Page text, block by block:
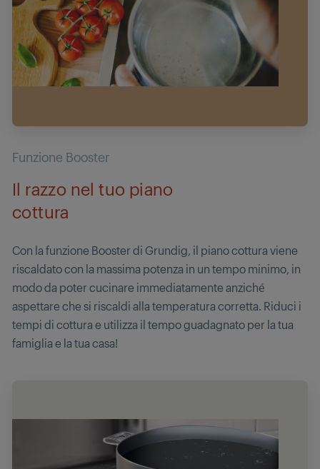
Funzione Booster
Il razzo nel tuo piano
cottura
Con la funzione Booster di Grundig, il piano cottura viene
riscaldato con la massima potenza in un tempo minimo, in
modo da poter cucinare immediatamente anziché
aspettare che si riscaldi alla temperatura corretta. Riduci i
tempi di cottura e utilizza il tempo guadagnato per la tua
famiglia e la tua casa!